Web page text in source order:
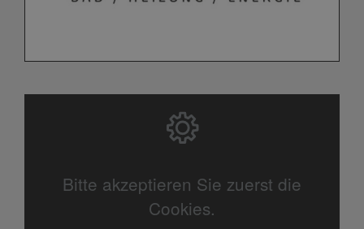
Bitte akzeptieren Sie zuerst die
Cookies.